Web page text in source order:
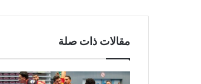
مقالات ذات صلة